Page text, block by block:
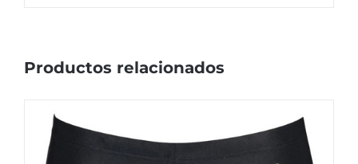
Productos relacionados